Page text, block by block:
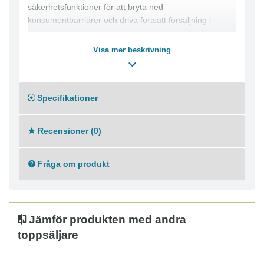
säkerhetsfunktioner för att bryta ned
konsumentbarriärer och driva fortsatt försäljning i
rost. Den är tillverkad utan blekmedel.
Visa mer beskrivning
Specifikationer
Recensioner (0)
Fråga om produkt
Jämför produkten med andra
toppsäljare